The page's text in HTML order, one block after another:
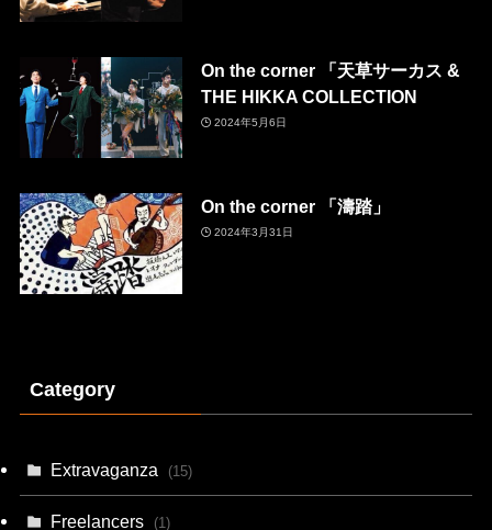
On the corner 「天草サーカス &
THE HIKKA COLLECTION
2024年5月6日
On the corner 「濤踏」
2024年3月31日
Category
Extravaganza (15)
Freelancers (1)